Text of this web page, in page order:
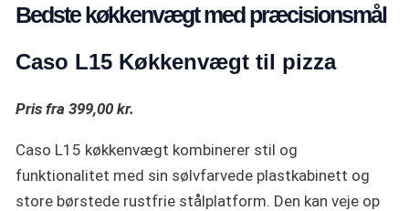
Bedste køkkenvægt med præcisionsmål
Caso L15 Køkkenvægt til pizza
Pris fra 399,00 kr.
Caso L15 køkkenvægt kombinerer stil og
funktionalitet med sin sølvfarvede plastkabinett og
store børstede rustfrie stålplatform. Den kan veje op